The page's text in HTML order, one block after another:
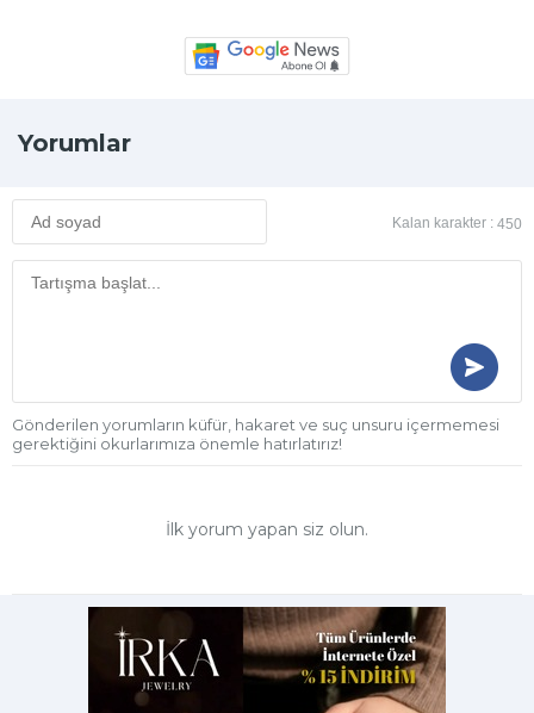
Yorumlar
Kalan karakter : 450
Gönderilen yorumların küfür, hakaret ve suç unsuru içermemesi
gerektiğini okurlarımıza önemle hatırlatırız!
İlk yorum yapan siz olun.